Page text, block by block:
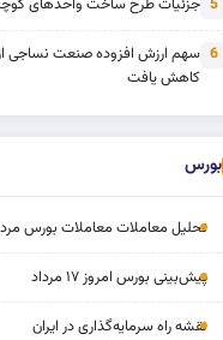
5
6 سهم ارزش افزوده صنعت نساجی
کاهش یافت
بورس
تحلیل معاملات معاملات بورس مرداد
پیش‌بینی بورس امروز ۱۷ مرداد
نقشه راه سرمایه‌گذاری در ایران